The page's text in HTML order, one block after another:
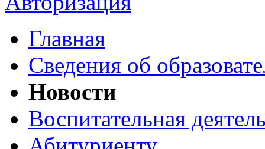
Главная
Сведения об
Новости
Воспитательная